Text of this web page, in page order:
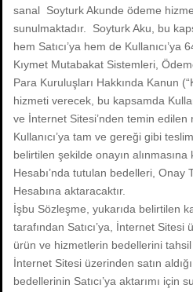
sanal Soyturk Akunde ödeme
sunulmaktadır. Soyturk Aku, bu
hem Satıcı’ya hem de
Kıymet Mutabakat Sistemleri,
Para Kuruluşları Hakkında Kanun
hizmeti verecek, bu kapsamda
ve İnternet Sitesi’nden temin edilen
Kullanıcı’ya tam ve gereği gibi
belirtilen şekilde onayın alınmasına
Hesabı’nda tutulan bedelleri, Onay
Hesabına aktaracaktır.
İşbu Sözleşme, yukarıda belirtilen
tarafından Satıcı’ya, İnternet
ürün ve hizmetlerin bedellerini tahsil
İnternet Sitesi üzerinden satın
bedellerinin Satıcı’ya aktarımı için